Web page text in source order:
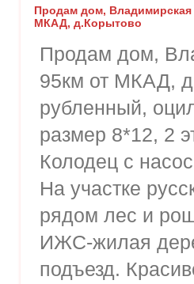
Продам дом, Владимирская
МКАД, д.Корытово
Продам дом,
95км от МКАД,
рубленный,
размер 8*12, 2
Колодец с
На участке
рядом лес и
ИЖС-жилая
подъезд.